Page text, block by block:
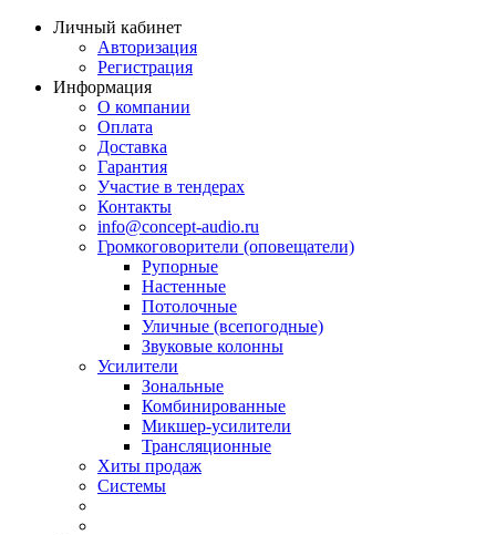
Личный кабинет
Авторизация
Регистрация
Информация
О компании
Оплата
Доставка
Гарантия
Участие в тендерах
Контакты
info@concept-audio.ru
Громкоговорители (оповещатели)
Рупорные
Настенные
Потолочные
Уличные (всепогодные)
Звуковые колонны
Усилители
Зональные
Комбинированные
Микшер-усилители
Трансляционные
Хиты продаж
Системы